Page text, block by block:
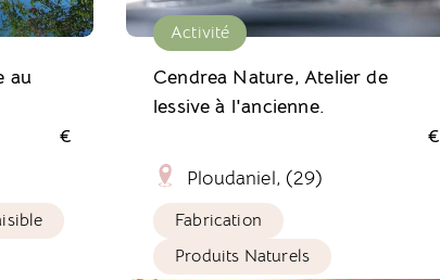
au
€
Activité
Cendrea Nature, Atelier de
lessive à l'ancienne.
€
Ploudaniel, (29)
Fabrication
Produits Naturels